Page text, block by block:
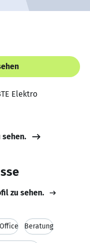
Elektro
sehen.
zu sehen.
Beratung